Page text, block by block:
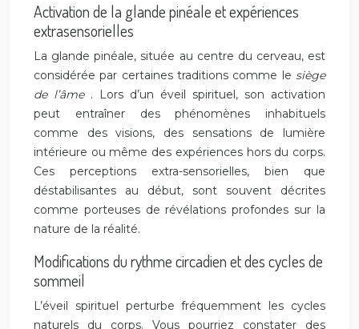
Activation de la glande pinéale et expériences
extrasensorielles
La glande pinéale, située au centre du cerveau, est
considérée par certaines traditions comme le siège
de l’âme . Lors d’un éveil spirituel, son activation
peut entraîner des phénomènes inhabituels
comme des visions, des sensations de lumière
intérieure ou même des expériences hors du corps.
Ces perceptions extra-sensorielles, bien que
déstabilisantes au début, sont souvent décrites
comme porteuses de révélations profondes sur la
nature de la réalité.
Modifications du rythme circadien et des cycles de
sommeil
L’éveil spirituel perturbe fréquemment les cycles
naturels du corps. Vous pourriez constater des